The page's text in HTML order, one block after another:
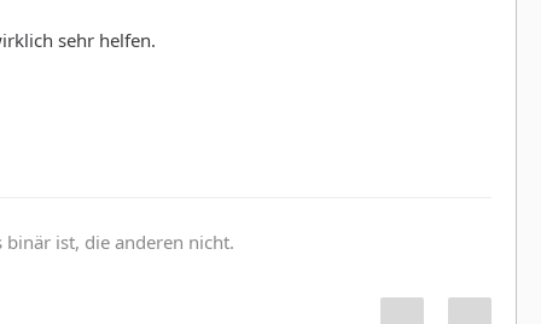
sehr helfen.
ist, die anderen nicht.